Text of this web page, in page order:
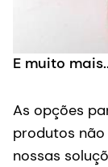
E muito
As opções
produtos não
nossas